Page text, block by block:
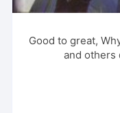
Good to great,
and others